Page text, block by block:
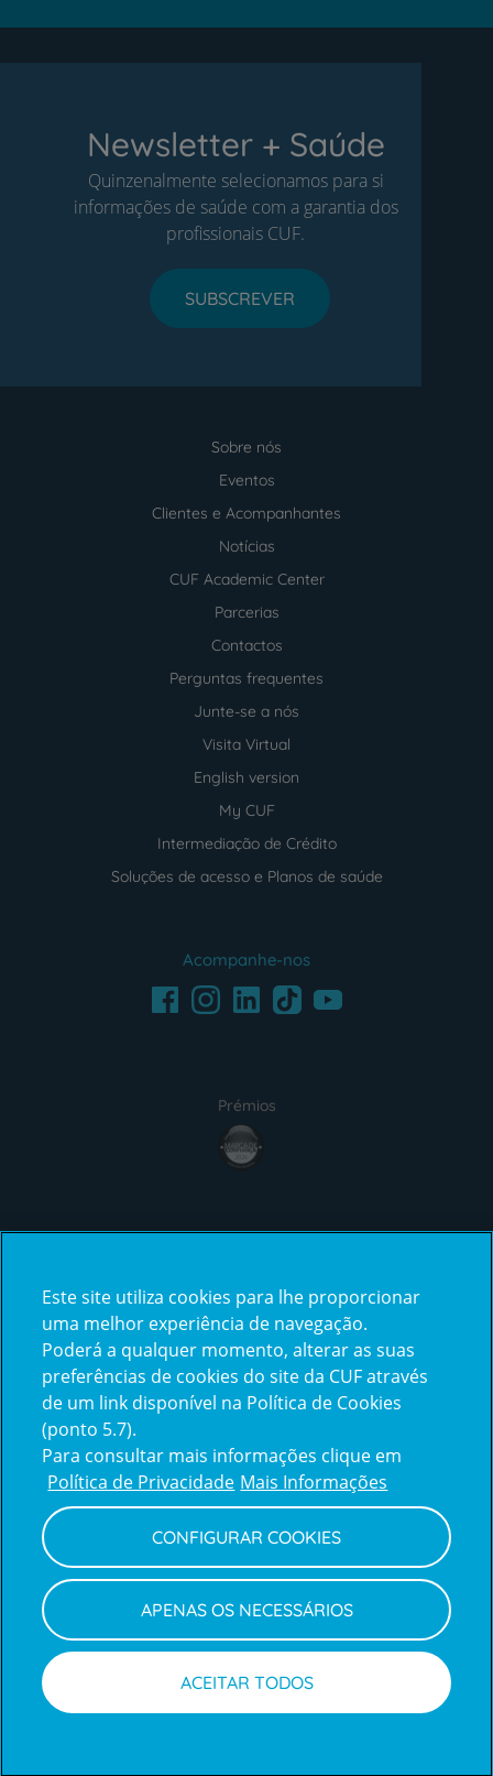
Newsletter + Saúde
Quinzenalmente selecionamos para si
informações de saúde com a garantia dos
profissionais CUF.
SUBSCREVER
Sobre nós
Eventos
Clientes e Acompanhantes
Notícias
CUF Academic Center
Parcerias
Contactos
Perguntas frequentes
Junte-se a nós
Visita Virtual
English version
My CUF
Intermediação de Crédito
Soluções de acesso e Planos de saúde
Acompanhe-nos
FacebookInstagramLinkedInTikTokYoutube
Prémios
award4
certification2certification3
Reclamações
e
elogios
Policy
Política de Privacidade e Cookies
Declaração de Acessibilidade
Canal de Denúncias
Informações legais
Este site utiliza cookies para lhe proporcionar
uma melhor experiência de navegação.
Poderá a qualquer momento, alterar as suas
preferências de cookies do site da CUF através
de um link disponível na Política de Cookies
(ponto 5.7).
Para consultar mais informações clique em
Política de Privacidade Mais Informações
CONFIGURAR COOKIES
APENAS OS NECESSÁRIOS
ACEITAR TODOS